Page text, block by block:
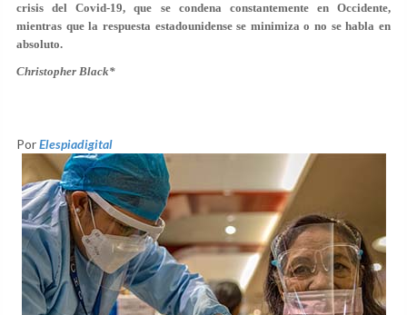
crisis del Covid-19, que se condena constantemente en Occidente,
mientras que la respuesta estadounidense se minimiza o no se habla en
absoluto.
Christopher Black*
PorElespiadigital